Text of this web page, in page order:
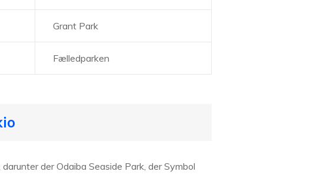
Grant Park
Fælledparken
der Odaiba Seaside Park, der Symbol